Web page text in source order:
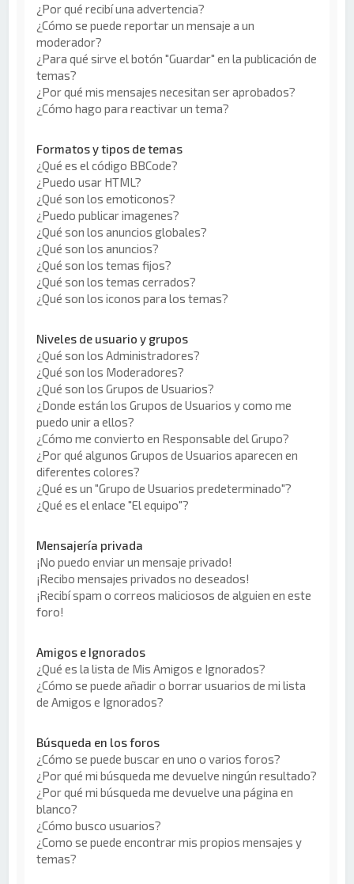
¿Por qué recibí una advertencia?
¿Cómo se puede reportar un mensaje a un
moderador?
¿Para qué sirve el botón "Guardar" en la publicación de
temas?
¿Por qué mis mensajes necesitan ser aprobados?
¿Cómo hago para reactivar un tema?
Formatos y tipos de temas
¿Qué es el código BBCode?
¿Puedo usar HTML?
¿Qué son los emoticonos?
¿Puedo publicar imagenes?
¿Qué son los anuncios globales?
¿Qué son los anuncios?
¿Qué son los temas fijos?
¿Qué son los temas cerrados?
¿Qué son los iconos para los temas?
Niveles de usuario y grupos
¿Qué son los Administradores?
¿Qué son los Moderadores?
¿Qué son los Grupos de Usuarios?
¿Donde están los Grupos de Usuarios y como me
puedo unir a ellos?
¿Cómo me convierto en Responsable del Grupo?
¿Por qué algunos Grupos de Usuarios aparecen en
diferentes colores?
¿Qué es un "Grupo de Usuarios predeterminado"?
¿Qué es el enlace "El equipo"?
Mensajería privada
¡No puedo enviar un mensaje privado!
¡Recibo mensajes privados no deseados!
¡Recibí spam o correos maliciosos de alguien en este
foro!
Amigos e Ignorados
¿Qué es la lista de Mis Amigos e Ignorados?
¿Cómo se puede añadir o borrar usuarios de mi lista
de Amigos e Ignorados?
Búsqueda en los foros
¿Cómo se puede buscar en uno o varios foros?
¿Por qué mi búsqueda me devuelve ningún resultado?
¿Por qué mi búsqueda me devuelve una página en
blanco?
¿Cómo busco usuarios?
¿Como se puede encontrar mis propios mensajes y
temas?